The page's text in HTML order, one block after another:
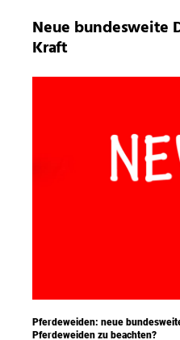
Neue bundesweite
Kraft
Pferdeweiden: neue
Pferdeweiden zu beachten?